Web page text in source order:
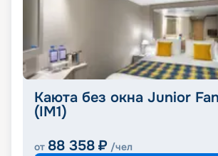
Каюта без окна Junior
(IM1)
от 88 358 ₽ /чел